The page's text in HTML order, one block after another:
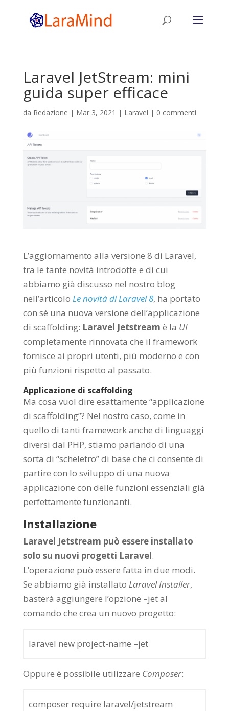
Laravel JetStream: mini
guida super efficace
da Redazione | Mar 3, 2021 | Laravel | 0 commenti
L’aggiornamento alla versione 8 di Laravel,
tra le tante novità introdotte e di cui
abbiamo già discusso nel nostro blog
nell’articolo Le novità di Laravel 8, ha portato
con sé una nuova versione dell’applicazione
di scaffolding: Laravel Jetstream è la UI
completamente rinnovata che il framework
fornisce ai propri utenti, più moderno e con
più funzioni rispetto al passato.
Applicazione di scaffolding
Ma cosa vuol dire esattamente “applicazione
di scaffolding”? Nel nostro caso, come in
quello di tanti framework anche di linguaggi
diversi dal PHP, stiamo parlando di una
sorta di “scheletro” di base che ci consente di
partire con lo sviluppo di una nuova
applicazione con delle funzioni essenziali già
perfettamente funzionanti.
Installazione
Laravel Jetstream può essere installato
solo su nuovi progetti Laravel.
L’operazione può essere fatta in due modi.
Se abbiamo già installato Laravel Installer,
basterà aggiungere l’opzione –jet al
comando che crea un nuovo progetto:
laravel new project-name –jet
Oppure è possibile utilizzare Composer:
composer require laravel/jetstream